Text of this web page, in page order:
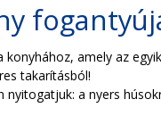
konyhához, amely az
takarításból!
nyitogatjuk: a nyers